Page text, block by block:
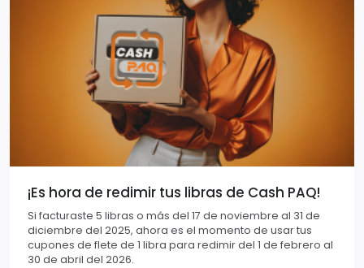
¡Es hora de redimir tus libras de Cash PAQ!
Si facturaste 5 libras o más del 17 de noviembre al 31 de
diciembre del 2025, ahora es el momento de usar tus
cupones de flete de 1 libra para redimir del 1 de febrero al
30 de abril del 2026.